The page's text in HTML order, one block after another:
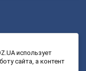
использует
сайта, а контент